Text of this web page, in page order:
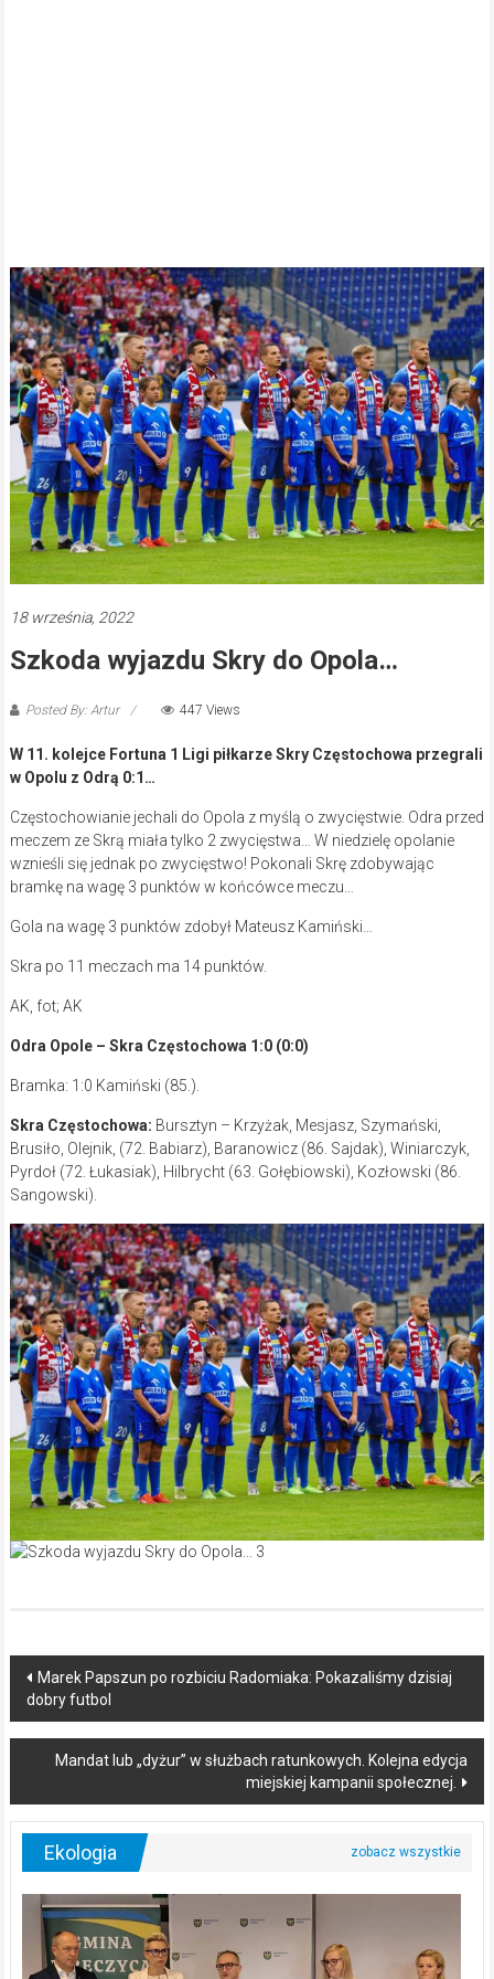
18 września, 2022
Szkoda wyjazdu Skry do Opola…
Posted By: Artur 447 Views
W 11. kolejce Fortuna 1 Ligi piłkarze Skry Częstochowa przegrali
w Opolu z Odrą 0:1…
Częstochowianie jechali do Opola z myślą o zwycięstwie. Odra przed
meczem ze Skrą miała tylko 2 zwycięstwa… W niedzielę opolanie
wznieśli się jednak po zwycięstwo! Pokonali Skrę zdobywając
bramkę na wagę 3 punktów w końcówce meczu…
Gola na wagę 3 punktów zdobył Mateusz Kamiński…
Skra po 11 meczach ma 14 punktów.
AK, fot; AK
Odra Opole – Skra Częstochowa 1:0 (0:0)
Bramka: 1:0 Kamiński (85.).
Skra Częstochowa: Bursztyn – Krzyżak, Mesjasz, Szymański,
Brusiło, Olejnik, (72. Babiarz), Baranowicz (86. Sajdak), Winiarczyk,
Pyrdoł (72. Łukasiak), Hilbrycht (63. Gołębiowski), Kozłowski (86.
Sangowski).
Post
navigation
Marek Papszun po rozbiciu Radomiaka: Pokazaliśmy dzisiaj
dobry futbol
Mandat lub „dyżur” w służbach ratunkowych. Kolejna edycja
miejskiej kampanii społecznej.
Ekologia